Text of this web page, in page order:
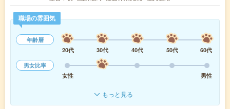
職場の雰囲気
年齢層
20代
30代 40代 50代
60代
男女比率
女性
男性
もっと見る